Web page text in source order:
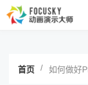
首页 / 如何做好